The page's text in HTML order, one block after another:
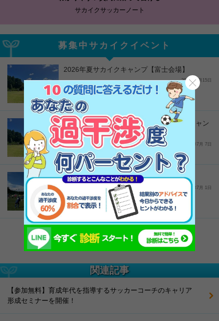
サカイクサッカーノート
募集中サカイクイベント
2026年夏サカイクキャンプ【富士会場】
2026年7月15日
キャンセル待ち受付｜2026年夏サカイクキャン
プ【千葉会場】
2026年7月 7日
2026年夏サカイクキャンプ【奈良会場】
2026年7月 1日
サカイクイベント一覧
関連記事
【参加無料】育成年代を指導するサッカーコーチのキャリア
形成セミナーを開催！